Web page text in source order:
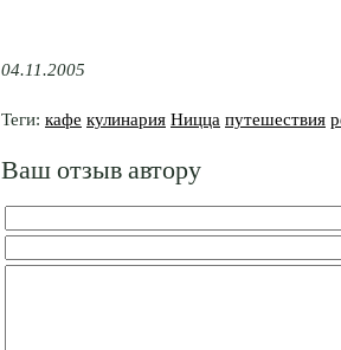
04.11.2005
Теги: кафе кулинария Ницца путешествия
Ваш отзыв автору